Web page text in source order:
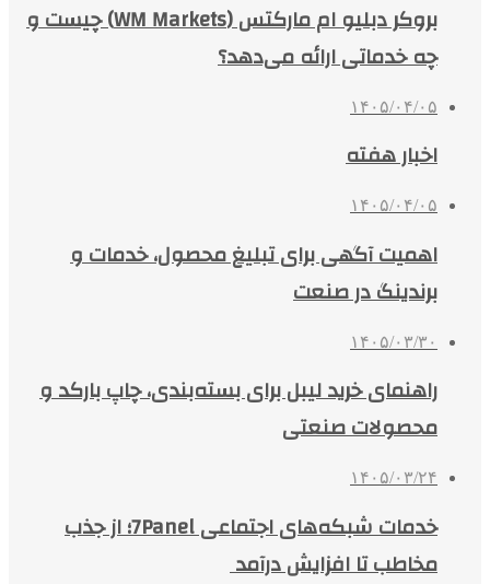
بروکر دبلیو ام مارکتس (WM Markets) چیست و
چه خدماتی ارائه می‌دهد؟
۱۴۰۵/۰۴/۰۵
اخبار هفته
۱۴۰۵/۰۴/۰۵
اهمیت آگهی برای تبلیغ محصول، خدمات و
برندینگ در صنعت
۱۴۰۵/۰۳/۳۰
راهنمای خرید لیبل برای بسته‌بندی، چاپ بارکد و
محصولات صنعتی
۱۴۰۵/۰۳/۲۴
خدمات شبکه‌های اجتماعی 7Panel؛ از جذب
مخاطب تا افزایش درآمد